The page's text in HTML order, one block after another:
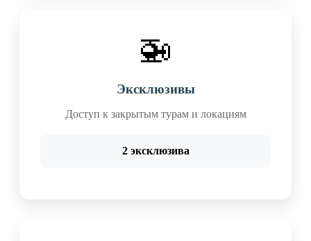
🚁
Эксклюзивы
Доступ к закрытым турам и локациям
2 эксклюзива